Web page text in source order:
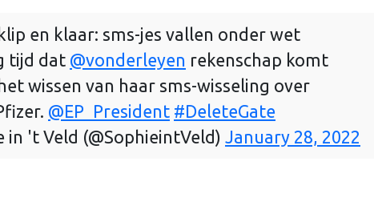
en klaar: sms-jes vallen onder wet
tijd dat @vonderleyen rekenschap komt
wissen van haar sms-wisseling over
@EP_President #DeleteGate
't Veld (@SophieintVeld) January 28, 2022